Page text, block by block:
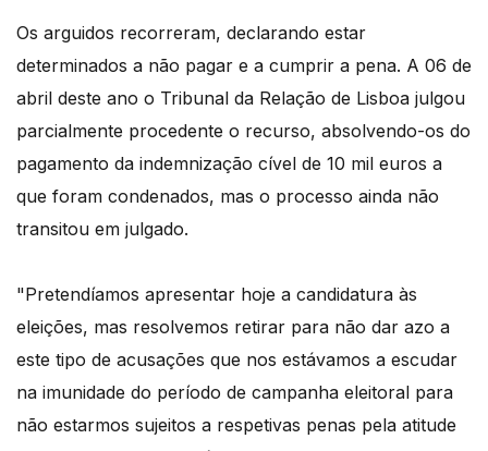
Os arguidos recorreram, declarando estar
determinados a não pagar e a cumprir a pena. A 06 de
abril deste ano o Tribunal da Relação de Lisboa julgou
parcialmente procedente o recurso, absolvendo-os do
pagamento da indemnização cível de 10 mil euros a
que foram condenados, mas o processo ainda não
transitou em julgado.
"Pretendíamos apresentar hoje a candidatura às
eleições, mas resolvemos retirar para não dar azo a
este tipo de acusações que nos estávamos a escudar
na imunidade do período de campanha eleitoral para
não estarmos sujeitos a respetivas penas pela atitude